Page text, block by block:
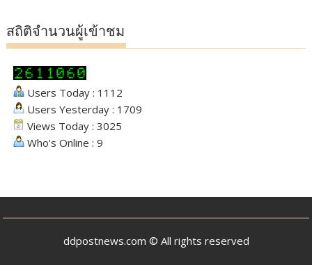
สถิติจำนวนผู้เข้าชม
Users Today : 1112
Users Yesterday : 1709
Views Today : 3025
Who's Online : 9
ddpostnews.com © All rights reserved